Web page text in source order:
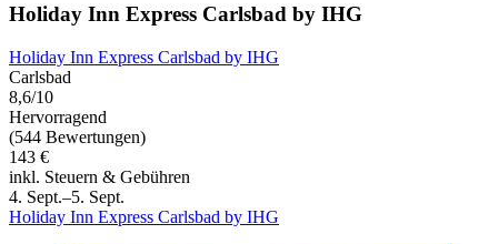
Holiday Inn Express Carlsbad by IHG
Holiday Inn Express Carlsbad by IHG
Carlsbad
8,6/10
Hervorragend
(544 Bewertungen)
143 €
inkl. Steuern & Gebühren
4. Sept.–5. Sept.
Holiday Inn Express Carlsbad by IHG